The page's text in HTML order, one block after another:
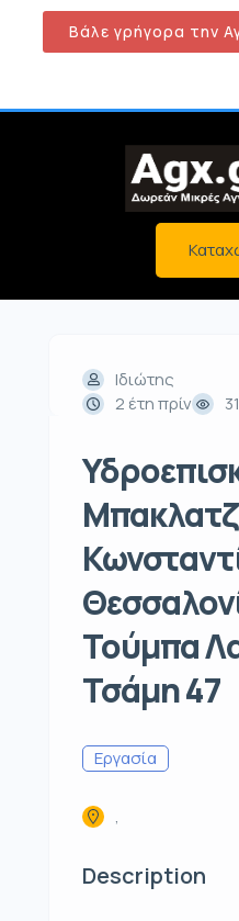
Βάλε γρήγορα την
Ιδιώτης
2 έτη πρίν
Τούμπα
Τσάμη 47
Εργασία
,
Description